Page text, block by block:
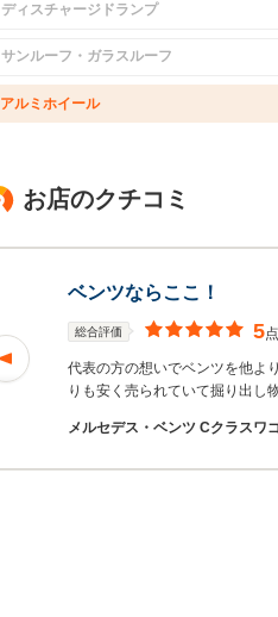
ディスチャージドランプ
サンルーフ・ガラスルーフ
アルミホイール
お店のクチコミ
ベンツならここ！
総合評価 5点
代表の方の想いでベンツを他よ
りも安く売られていて掘り出し
メルセデス・ベンツ Cクラスワ